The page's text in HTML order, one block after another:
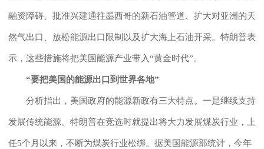
融资障碍、批准兴建通往墨西哥的新石油管道、扩大对亚洲的天
然气出口、放松能源出口限制以及扩大海上石油开采。特朗普表
示，这些措施将把美国能源产业带入“黄金时代”。
“要把美国的能源出口到世界各地”
分析指出，美国政府的能源新政有三大特点。一是继续支持
发展传统能源。特朗普在竞选时就提出将大力发展煤炭行业，上
任5个月以来，不断为煤炭行业松绑。据美国能源部统计，今年